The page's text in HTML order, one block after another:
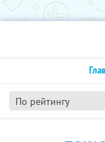
По рейтингу